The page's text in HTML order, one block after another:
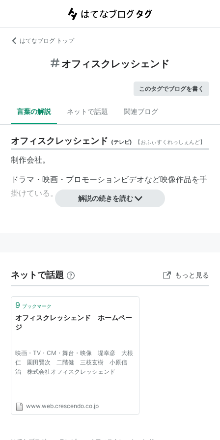
はてなブログ トップ
オフィスクレッシェンド
このタグでブログを書く
言葉の解説 ネットで話題 関連ブログ
オフィスクレッシェンド (テレビ) 【おふぃすくれっしぇんど】
制作会社。
ドラマ・映画・プロモーションビデオなど映像作品を手
掛けている。
堤幸彦
大根仁
マツモトジュンイチ
薗田賢次
二階健
平川雄一朗
解説の続きを読む
ネットで話題 もっと見る
9 ブックマーク
オフィスクレッシェンド ホームペー
ジ
映画・TV・CM・舞台・映像 堤幸彦 大根
仁 園田賢次 二階健 三枝玄樹 小原信
治 株式会社オフィスクレッシェンド
www.web.crescendo.co.jp